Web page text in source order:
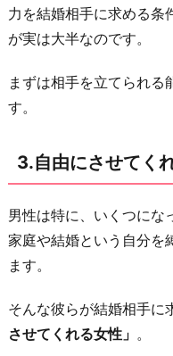
力を結婚相手に求める条
が実は大半なのです。
まずは相手を立てられる
す。
3.自由にさせてく
男性は特に、いくつにな
家庭や結婚という自分を
ます。
そんな彼らが結婚相手に
させてくれる女性」 。